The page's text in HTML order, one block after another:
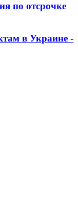
по отсрочке
в Украине -